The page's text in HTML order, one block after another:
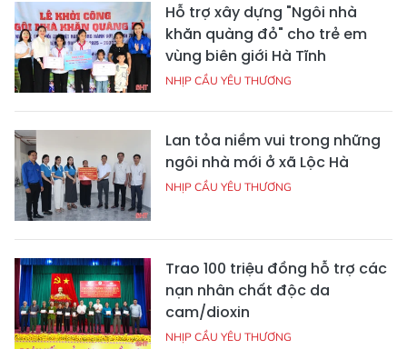
Hỗ trợ xây dựng "Ngôi nhà
khăn quàng đỏ" cho trẻ em
vùng biên giới Hà Tĩnh
NHỊP CẦU YÊU THƯƠNG
Lan tỏa niềm vui trong những
ngôi nhà mới ở xã Lộc Hà
NHỊP CẦU YÊU THƯƠNG
Trao 100 triệu đồng hỗ trợ các
nạn nhân chất độc da
cam/dioxin
NHỊP CẦU YÊU THƯƠNG